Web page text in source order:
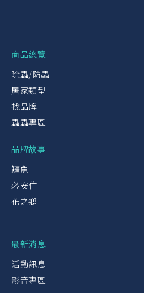
商品總覽
除蟲/防蟲
居家類型
找品牌
蟲蟲專區
品牌故事
鱷魚
必安住
花之鄉
最新消息
活動訊息
影音專區